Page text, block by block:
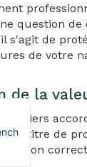
question de
s'agit de
de votre
de la
le titre de